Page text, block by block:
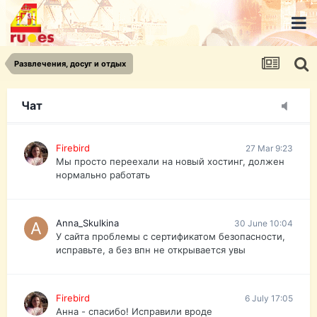
Развлечения, досуг и отдых
Чат
urist.dokument@gmail.com
https://pasport-ua.com/
Телеграмм @uristpassua
Firebird
Друзья - из России без VPN сайт и форум
Firebird 27 Mar 9:23
Мы просто переехали на новый хостинг, должен
нормально работать
Anna_Skulkina 30 June 10:04
У сайта проблемы с сертификатом безопасности,
исправьте, а без впн не открывается увы
Firebird 6 July 17:05
Анна - спасибо! Исправили вроде